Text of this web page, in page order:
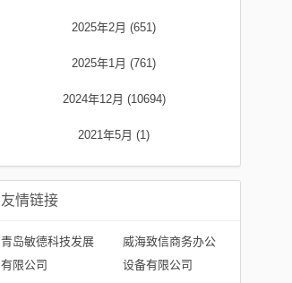
2025年2月 (651)
2025年1月 (761)
2024年12月 (10694)
2021年5月 (1)
友情链接
青岛敏德科技发展
有限公司
威海致信商务办公
设备有限公司